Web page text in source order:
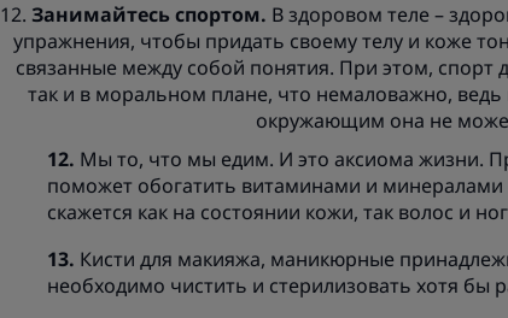
12. Занимайтесь спортом. В здоровом теле –
упражнения, чтобы придать своему телу и коже
связанные между собой понятия. При этом, спорт
так и в моральном плане, что немаловажно,
окружающим она не
Мы то, что мы едим. И это аксиома жизни.
поможет обогатить витаминами и
скажется как на состоянии кожи, так волос и
Кисти для макияжа, маникюрные
необходимо чистить и стерилизовать хотя бы